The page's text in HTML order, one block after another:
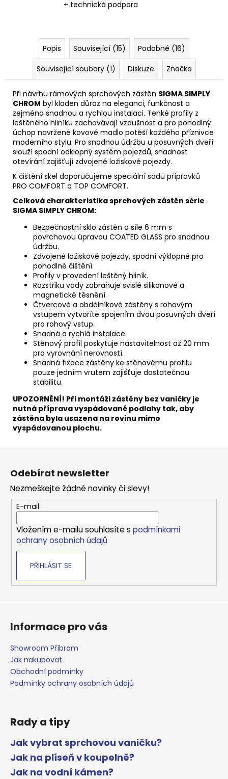
+ technická podpora
Popis Související (15)
Podobné (16)
Související soubory (1)
Diskuze Značka
Při návrhu rámových sprchových zástěn SIGMA SIMPLY
CHROM byl kladen důraz na eleganci, funkčnost a
zejména snadnou a rychlou instalaci. Tenké profily z
leštěného hliníku zachovávají vzdušnost a pro pohodlný
úchop navržené kovové madlo potěší každého příznivce
moderního stylu. Pro snadnou údržbu u posuvných dveří
slouží spodní odklopný systém pojezdů, snadnost
otevírání zajišťují zdvojené ložiskové pojezdy.
K čištění skel doporučujeme speciální sadu přípravků
PRO COMFORT a TOP COMFORT.
Celková charakteristika sprchových zástěn série
SIGMA SIMPLY CHROM:
Bezpečnostní sklo zástěn o síle 6 mm s
povrchovou úpravou COATED GLASS pro snadnou
údržbu.
Zdvojené ložiskové pojezdy, spodní výklopné pro
pohodlné čištění.
Profily v provedení leštěný hliník.
Rozstřiku vody zabraňuje svislé silikonové a
magnetické těsnění.
Čtvercové a obdélníkové zástěny s rohovým
vstupem vytvoříte spojením dvou posuvných dveří
pro rohový vstup.
Snadná a rychlá instalace.
Stěnový profil poskytuje nastavitelnost až 20 mm
pro vyrovnání nerovností.
Snadná fixace zástěny ke stěnovému profilu
pouze jedním vrutem zajišťuje dostatečnou
stabilitu.
UPOZORNĚNÍ! Při montáži zástěny bez vaničky je
nutná příprava vyspádované podlahy tak, aby
zástěna byla usazena na rovinu mimo
vyspádovanou plochu.
Odebírat newsletter
Nezmeškejte žádné novinky či slevy!
E-mail
Vložením e-mailu souhlasíte s podmínkami
ochrany osobních údajů
PŘIHLÁSIT SE
Informace pro vás
Showroom Příbram
Jak nakupovat
Obchodní podmínky
Podmínky ochrany osobních údajů
Rady a tipy
Jak vybrat sprchovou vaničku?
Jak na plíseň v koupelně?
Jak na vodní kámen?